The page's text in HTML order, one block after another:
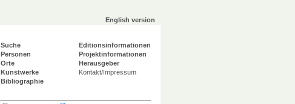
English version
Suche
Personen
Orte
Kunstwerke
Bibliographie
Editionsinformationen
Projektinformationen
Herausgeber
Kontakt/Impressum